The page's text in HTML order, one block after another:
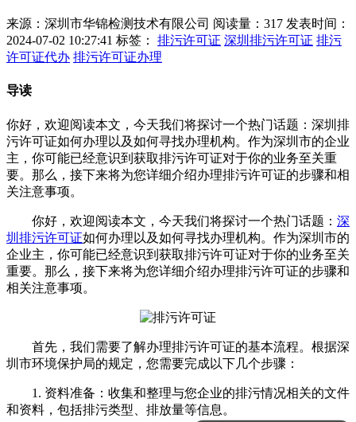
来源：深圳市华锦检测技术有限公司 阅读量：317 发表时间：
2024-07-02 10:27:41 标签： 排污许可证 深圳排污许可证 排污
许可证代办 排污许可证办理
导读
你好，欢迎阅读本文，今天我们将探讨一个热门话题：深圳排
污许可证如何办理以及如何寻找办理机构。作为深圳市的企业
主，你可能已经意识到获取排污许可证对于你的业务至关重
要。那么，接下来将为您详细介绍办理排污许可证的步骤和相
关注意事项。
你好，欢迎阅读本文，今天我们将探讨一个热门话题： 深
圳排污许可证如何办理以及如何寻找办理机构。作为深圳市的
企业主，你可能已经意识到获取排污许可证对于你的业务至关
重要。那么，接下来将为您详细介绍办理排污许可证的步骤和
相关注意事项。
首先，我们需要了解办理排污许可证的基本流程。根据深
圳市环境保护局的规定，您需要完成以下几个步骤：
1. 资料准备：收集和整理与您企业的排污情况相关的文件
和资料，包括排污类型、排放量等信息。